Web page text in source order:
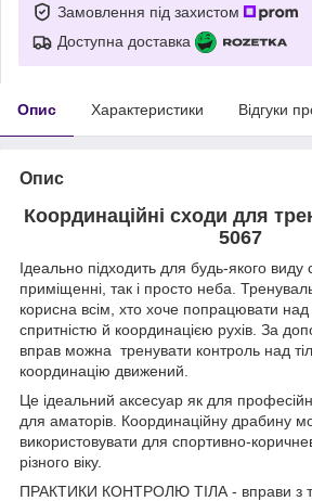
Замовлення під захистом
Доступна доставка
Опис Характеристики Відгуки
Опис
Координаційні сходи для
5067
Ідеально підходить для будь-якого виду
приміщенні, так і просто неба.
корисна всім, хто хоче попрацювати над
спритністю й координацією рухів. За
вправ можна тренувати контроль над
координацію движений.
Це ідеальний аксесуар як для
для аматорів. Координаційну драбину
використовувати для спортивно-
різного віку.
ПРАКТИКИ КОНТРОЛЮ ТІЛА - вправи з